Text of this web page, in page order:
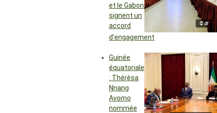
© dr
et le Gabon
signent un
accord
d’engagement
Guinée
équatoriale
: Thérèsa
Nnang
Avomo
nommée